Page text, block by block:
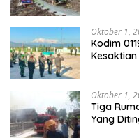
Oktober 1,
Kodim
Oktober 1,
Tiga
Yang